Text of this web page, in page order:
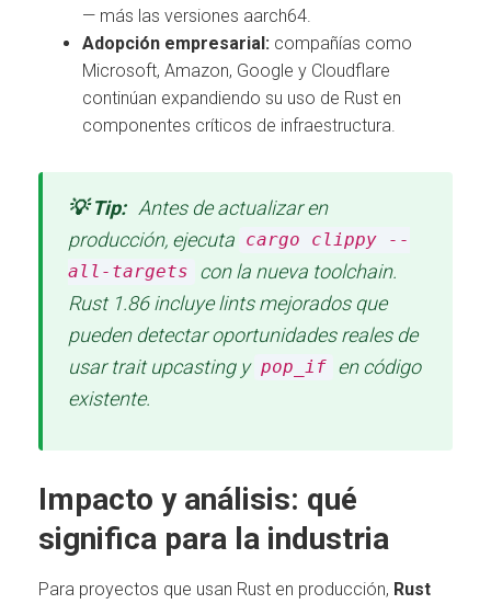
— más las versiones aarch64.
Adopción empresarial: compañías como
Microsoft, Amazon, Google y Cloudflare
continúan expandiendo su uso de Rust en
componentes críticos de infraestructura.
💡 Tip: Antes de actualizar en
producción, ejecuta cargo clippy --
all-targets
con la nueva toolchain.
Rust 1.86 incluye lints mejorados que
pueden detectar oportunidades reales de
usar trait upcasting y pop_if en código
existente.
Impacto y análisis: qué
significa para la industria
Para proyectos que usan Rust en producción, Rust